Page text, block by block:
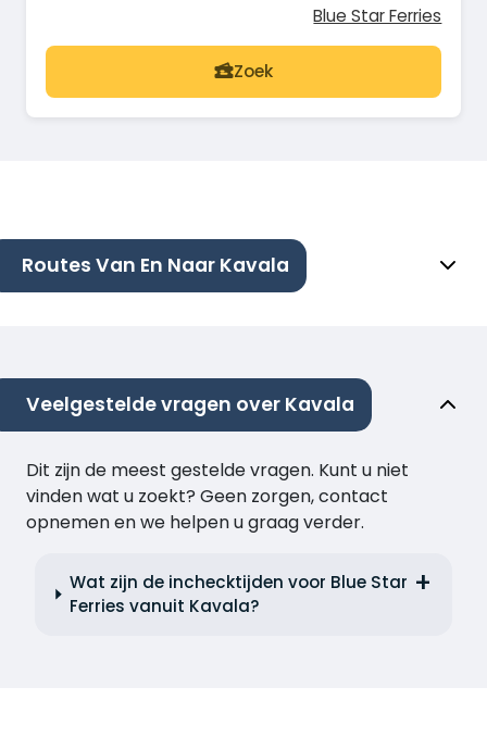
Blue Star Ferries
Zoek
Routes Van En Naar Kavala
Veelgestelde vragen over Kavala
Dit zijn de meest gestelde vragen. Kunt u niet
vinden wat u zoekt? Geen zorgen, contact
opnemen en we helpen u graag verder.
Wat zijn de inchecktijden voor Blue Star
Ferries vanuit Kavala?